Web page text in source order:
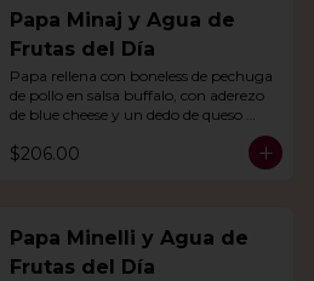
Papa Minaj y Agua de
Frutas del Día
Papa rellena con boneless de pechuga
de pollo en salsa buffalo, con aderezo
de blue cheese y un dedo de queso
relleno de jalapeño. Con agua del día.
$206.00
Papa Minelli y Agua de
Frutas del Día